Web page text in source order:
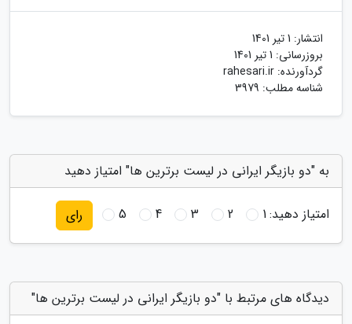
انتشار: 1 تیر 1401
بروزرسانی: 1 تیر 1401
گردآورنده: rahesari.ir
شناسه مطلب: 3979
به "دو بازیگر ایرانی در لیست برترین ها" امتیاز دهید
امتیاز دهید:1
2
3
4
5 رای
دیدگاه های مرتبط با "دو بازیگر ایرانی در لیست برترین ها"